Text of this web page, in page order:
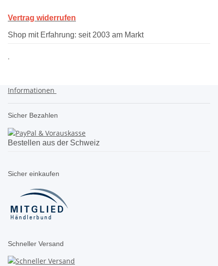
Vertrag widerrufen
Shop mit Erfahrung: seit 2003 am Markt
.
Informationen
Sicher Bezahlen
Bestellen aus der Schweiz
Sicher einkaufen
Schneller Versand